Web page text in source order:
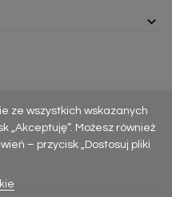
ze wszystkich wskazanych
„Akceptuję”. Możesz również
– przycisk „Dostosuj pliki